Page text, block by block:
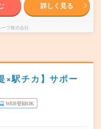
詳しく見る
プ株式会社
×駅チカ】サポー
WEB登録OK